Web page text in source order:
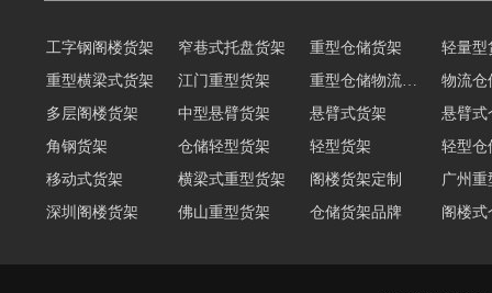
工字钢阁楼货架 窄巷式托盘货架 重型仓储货架
轻量型
重型横梁式货架
江门重型货架
物流仓
多层阁楼货架
中型悬臂货架 悬臂式货架
悬臂
角钢货架
仓储轻型货架 轻型货架
轻型仓
移动式货架
横梁式重型货架 阁楼货架定制
广州
深圳阁楼货架
佛山重型货架 仓储货架品牌
阁楼式
货架重型货架
广州阁楼货架